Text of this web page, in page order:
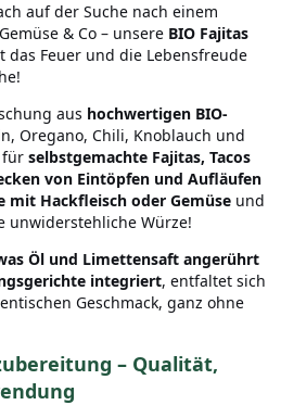
auf der Suche nach einem
& Co – unsere BIO Fajitas
das Feuer und die Lebensfreude
aus hochwertigen BIO-
Oregano, Chili, Knoblauch und
für selbstgemachte Fajitas, Tacos
von Eintöpfen und Aufläufen
mit Hackfleisch oder Gemüse und
unwiderstehliche Würze!
Öl und Limettensaft angerührt
integriert, entfaltet sich
Geschmack, ganz ohne
– Qualität,